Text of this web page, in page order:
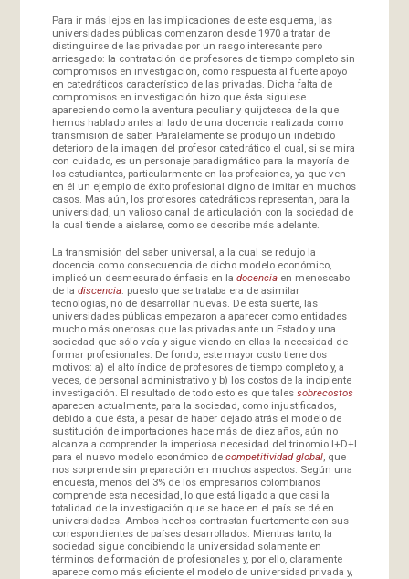
Para ir más lejos en las implicaciones de este esquema, las
universidades públicas comenzaron desde 1970 a tratar de
distinguirse de las privadas por un rasgo interesante pero
arriesgado: la contratación de profesores de tiempo completo sin
compromisos en investigación, como respuesta al fuerte apoyo
en catedráticos característico de las privadas. Dicha falta de
compromisos en investigación hizo que ésta siguiese
apareciendo como la aventura peculiar y quijotesca de la que
hemos hablado antes al lado de una docencia realizada como
transmisión de saber. Paralelamente se produjo un indebido
deterioro de la imagen del profesor catedrático el cual, si se mira
con cuidado, es un personaje paradigmático para la mayoría de
los estudiantes, particularmente en las profesiones, ya que ven
en él un ejemplo de éxito profesional digno de imitar en muchos
casos. Mas aún, los profesores catedráticos representan, para la
universidad, un valioso canal de articulación con la sociedad de
la cual tiende a aislarse, como se describe más adelante.
La transmisión del saber universal, a la cual se redujo la
docencia como consecuencia de dicho modelo económico,
implicó un desmesurado énfasis en la docencia en menoscabo
de la discencia: puesto que se trataba era de asimilar
tecnologías, no de desarrollar nuevas. De esta suerte, las
universidades públicas empezaron a aparecer como entidades
mucho más onerosas que las privadas ante un Estado y una
sociedad que sólo veía y sigue viendo en ellas la necesidad de
formar profesionales. De fondo, este mayor costo tiene dos
motivos: a) el alto índice de profesores de tiempo completo y, a
veces, de personal administrativo y b) los costos de la incipiente
investigación. El resultado de todo esto es que tales sobrecostos
aparecen actualmente, para la sociedad, como injustificados,
debido a que ésta, a pesar de haber dejado atrás el modelo de
sustitución de importaciones hace más de diez años, aún no
alcanza a comprender la imperiosa necesidad del trinomio I+D+I
para el nuevo modelo económico de competitividad global, que
nos sorprende sin preparación en muchos aspectos. Según una
encuesta, menos del 3% de los empresarios colombianos
comprende esta necesidad, lo que está ligado a que casi la
totalidad de la investigación que se hace en el país se dé en
universidades. Ambos hechos contrastan fuertemente con sus
correspondientes de países desarrollados. Mientras tanto, la
sociedad sigue concibiendo la universidad solamente en
términos de formación de profesionales y, por ello, claramente
aparece como más eficiente el modelo de universidad privada y,